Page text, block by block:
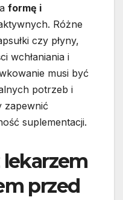
formę i
Różne
czy płyny,
wchłaniania i
musi być
potrzeb i
zapewnić
suplementacji.
lekarzem
przed